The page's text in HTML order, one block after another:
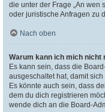
die unter der Frage „An wen
oder juristische Anfragen zu
Nach oben
Warum kann ich mich nicht
Es kann sein, dass die
ausgeschaltet hat, damit
Es könnte auch sein, dass
dem du dich registrieren
wende dich an die Board-